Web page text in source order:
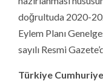
doğrultuda 2020-
Eylem Planı
sayılı Resmi
Türkiye